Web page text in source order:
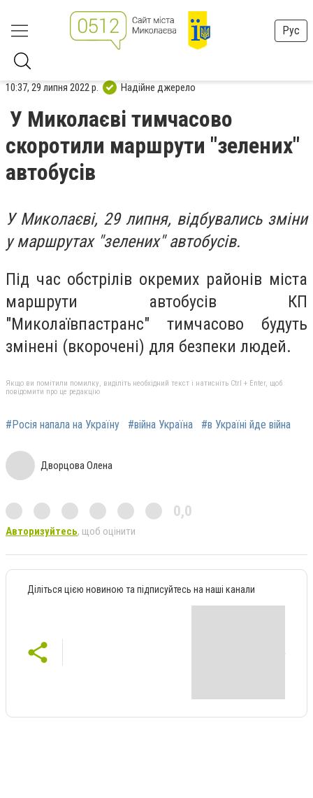
Рус
10:37, 29 липня 2022 р. Надійне джерело
У Миколаєві тимчасово
скоротили маршрути "зелених"
автобусів
У Миколаєві, 29 липня, відбувались зміни
у маршрутах "зелених" автобусів.
Під час обстрілів окремих районів міста
маршрути автобусів КП
"Миколаївпастранс" тимчасово будуть
змінені (вкорочені) для безпеки людей.
Якщо ви помітили помилку, виділіть необхідний текст і натисніть Ctrl + Enter, щоб
повідомити про це редакцію
#Росія напала на Україну #війна Україна #в Україні йде війна
Дворцова Олена
0,0
Авторизуйтесь, щоб оцінити
Діліться цією новиною та підписуйтесь на наші канали